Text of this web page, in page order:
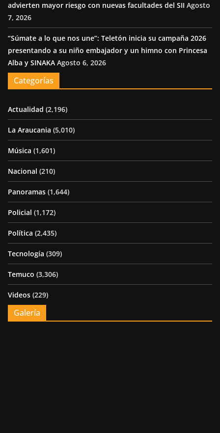
advierten mayor riesgo con nuevas facultades del SII Agosto
7, 2026
“Súmate a lo que nos une”: Teletón inicia su campaña 2026
presentando a su niño embajador y un himno con Princesa
Alba y SINAKA Agosto 6, 2026
Categorías
Actualidad (2,196)
La Araucania (5,010)
Música (1,601)
Nacional (210)
Panoramas (1,644)
Policial (1,172)
Política (2,435)
Tecnología (309)
Temuco (3,306)
Videos (229)
Galería